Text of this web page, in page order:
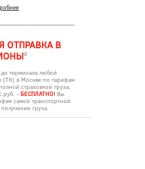
ОТПРАВКА В
4
терминала любой
(ТК) в Москве по тарифам
страховкой груза,
- БЕСПЛАТНО!Вы
самой транспортной
груза.